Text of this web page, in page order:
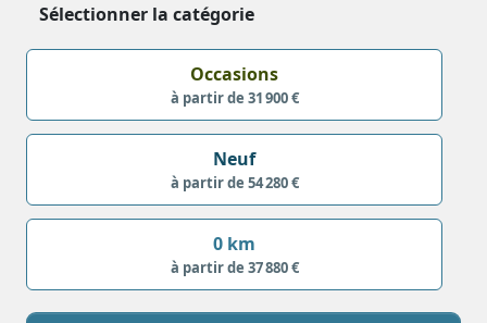
Sélectionner la catégorie
Occasions
à partir de 31 900 €
Neuf
à partir de 54 280 €
0 km
à partir de 37 880 €